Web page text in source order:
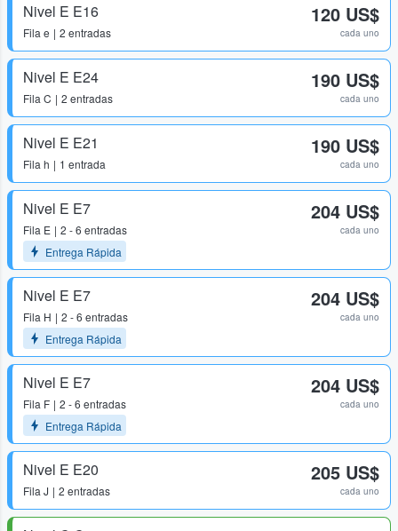
Nivel E E16
Fila e 2 entradas
120 US$
cada uno
Nivel E E24
Fila C 2 entradas
190 US$
cada uno
Nivel E E21
Fila h 1 entrada
190 US$
cada uno
Nivel E E7
Fila E
2 - 6 entradas
Entrega Rápida
204 US$
cada uno
Nivel E E7
Fila H
2 - 6 entradas
Entrega Rápida
204 US$
cada uno
Nivel E E7
Fila F
2 - 6 entradas
Entrega Rápida
204 US$
cada uno
Nivel E E20
Fila J 2 entradas
205 US$
cada uno